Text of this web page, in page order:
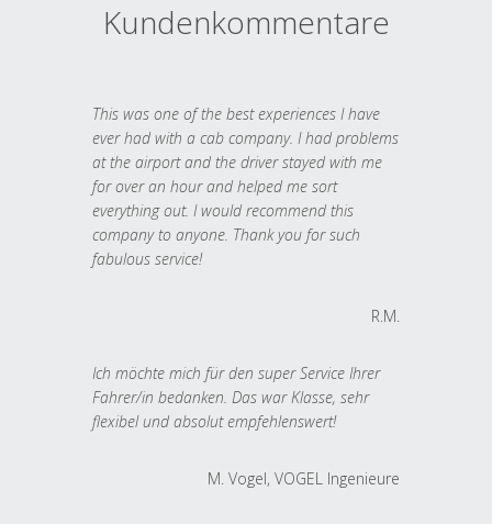
Kundenkommentare
This was one of the best experiences I have
ever had with a cab company. I had problems
at the airport and the driver stayed with me
for over an hour and helped me sort
everything out. I would recommend this
company to anyone. Thank you for such
fabulous service!
R.M.
Ich möchte mich für den super Service Ihrer
Fahrer/in bedanken. Das war Klasse, sehr
flexibel und absolut empfehlenswert!
M. Vogel, VOGEL Ingenieure